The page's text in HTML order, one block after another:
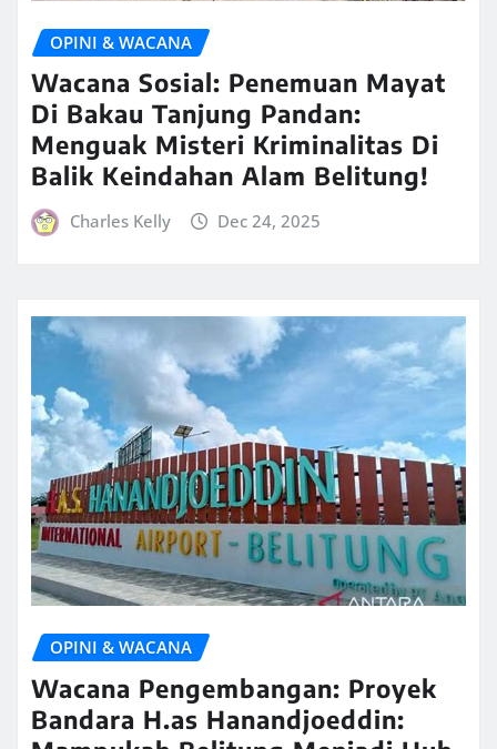
OPINI & WACANA
Wacana Sosial: Penemuan Mayat
Di Bakau Tanjung Pandan:
Menguak Misteri Kriminalitas Di
Balik Keindahan Alam Belitung!
Charles Kelly Dec 24, 2025
OPINI & WACANA
Wacana Pengembangan: Proyek
Bandara H.as Hanandjoeddin: